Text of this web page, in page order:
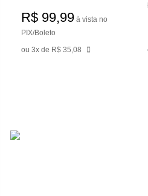
R$ 99,99 à vista no
PIX/Boleto
ou 3x de R$ 35,08